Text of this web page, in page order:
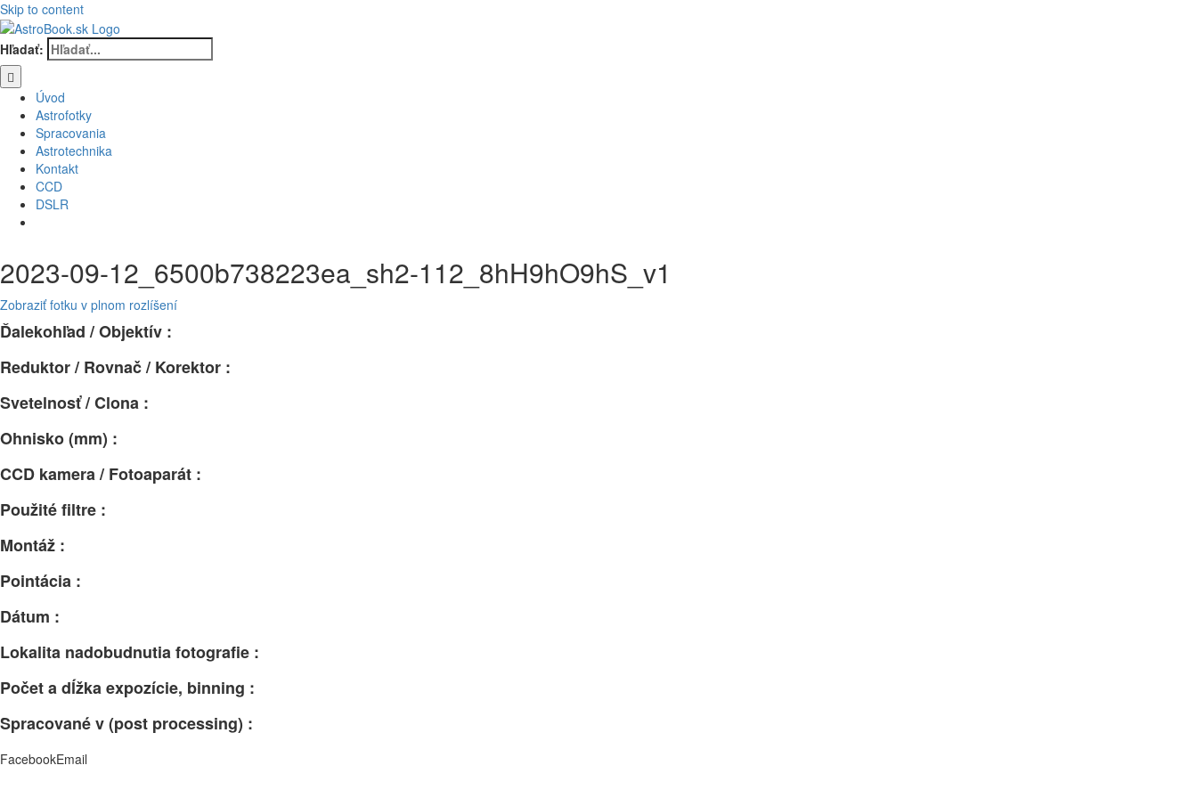
Skip to content
Hľadať:
Úvod
Astrofotky
Spracovania
Astrotechnika
Kontakt
CCD
DSLR
2023-09-12_6500b738223ea_sh2-112_8hH9hO9hS_v1
Zobraziť fotku v plnom rozlíšení
Ďalekohľad / Objektív :
Reduktor / Rovnač / Korektor :
Svetelnosť / Clona :
Ohnisko (mm) :
CCD kamera / Fotoaparát :
Použité filtre :
Montáž :
Pointácia :
Dátum :
Lokalita nadobudnutia fotografie :
Počet a dĺžka expozície, binning :
Spracované v (post processing) :
FacebookEmail